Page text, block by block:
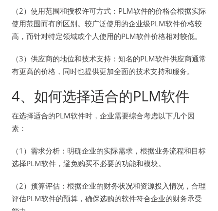
（2）使用范围和授权许可方式：PLM软件的价格会根据实际
使用范围而有所区别。较广泛使用的企业级PLM软件价格较
高，而针对特定领域或个人使用的PLM软件价格相对较低。
（3）供应商的地位和技术支持：知名的PLM软件供应商通常
有更高的价格，同时也提供更加全面的技术支持和服务。
4、如何选择适合的PLM软件
在选择适合的PLM软件时，企业需要综合考虑以下几个因
素：
（1）需求分析：明确企业的实际需求，根据业务流程和目标
选择PLM软件，避免购买不必要的功能和模块。
（2）预算评估：根据企业的财务状况和资源投入情况，合理
评估PLM软件的预算，确保选购的软件符合企业的财务承受